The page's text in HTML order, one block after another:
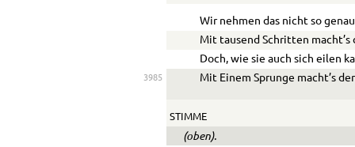
Wir nehmen das nicht so
Mit tausend Schritten macht’s
Doch, wie sie auch sich eilen
3985 Mit Einem Sprunge macht’s
STIMME
(oben).